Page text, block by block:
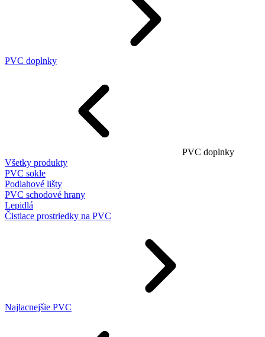
PVC doplnky
PVC doplnky
Všetky produkty
PVC sokle
Podlahové lišty
PVC schodové hrany
Lepidlá
Čistiace prostriedky na PVC
Najlacnejšie PVC